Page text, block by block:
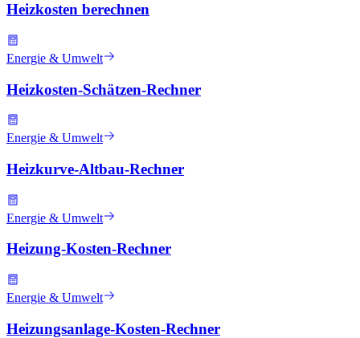
Heizkosten berechnen
Energie & Umwelt
Heizkosten-Schätzen-Rechner
Energie & Umwelt
Heizkurve-Altbau-Rechner
Energie & Umwelt
Heizung-Kosten-Rechner
Energie & Umwelt
Heizungsanlage-Kosten-Rechner